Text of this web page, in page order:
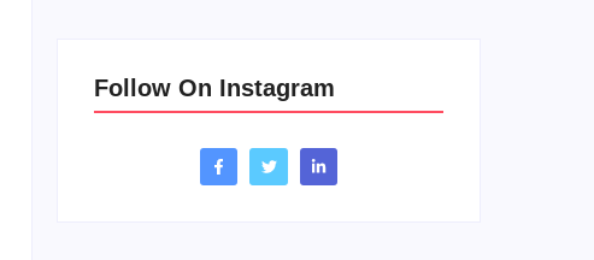
Follow On Instagram